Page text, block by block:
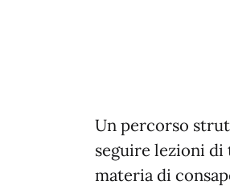
Un percorso
seguire lezioni
materia di